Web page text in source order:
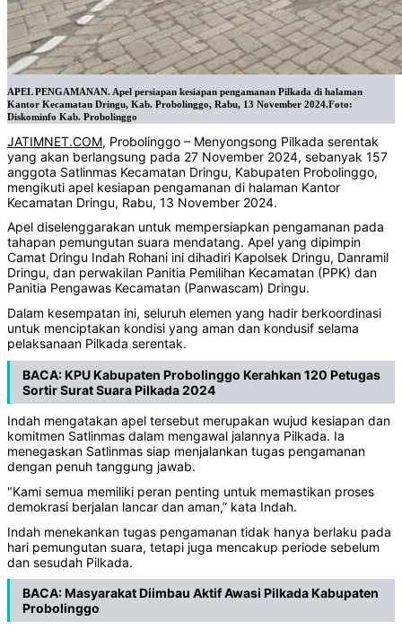
APEL PENGAMANAN. Apel persiapan kesiapan pengamanan Pilkada di halaman
Kantor Kecamatan Dringu, Kab. Probolinggo, Rabu, 13 November 2024.Foto:
Diskominfo Kab. Probolinggo
JATIMNET.COM, Probolinggo – Menyongsong Pilkada serentak
yang akan berlangsung pada 27 November 2024, sebanyak 157
anggota Satlinmas Kecamatan Dringu, Kabupaten Probolinggo,
mengikuti apel kesiapan pengamanan di halaman Kantor
Kecamatan Dringu, Rabu, 13 November 2024.
Apel diselenggarakan untuk mempersiapkan pengamanan pada
tahapan pemungutan suara mendatang. Apel yang dipimpin
Camat Dringu Indah Rohani ini dihadiri Kapolsek Dringu, Danramil
Dringu, dan perwakilan Panitia Pemilihan Kecamatan (PPK) dan
Panitia Pengawas Kecamatan (Panwascam) Dringu.
Dalam kesempatan ini, seluruh elemen yang hadir berkoordinasi
untuk menciptakan kondisi yang aman dan kondusif selama
pelaksanaan Pilkada serentak.
BACA:KPU Kabupaten Probolinggo Kerahkan 120 Petugas
Sortir Surat Suara Pilkada 2024
Indah mengatakan apel tersebut merupakan wujud kesiapan dan
komitmen Satlinmas dalam mengawal jalannya Pilkada. Ia
menegaskan Satlinmas siap menjalankan tugas pengamanan
dengan penuh tanggung jawab.
"Kami semua memiliki peran penting untuk memastikan proses
demokrasi berjalan lancar dan aman,” kata Indah.
Indah menekankan tugas pengamanan tidak hanya berlaku pada
hari pemungutan suara, tetapi juga mencakup periode sebelum
dan sesudah Pilkada.
BACA:Masyarakat Diimbau Aktif Awasi Pilkada Kabupaten
Probolinggo